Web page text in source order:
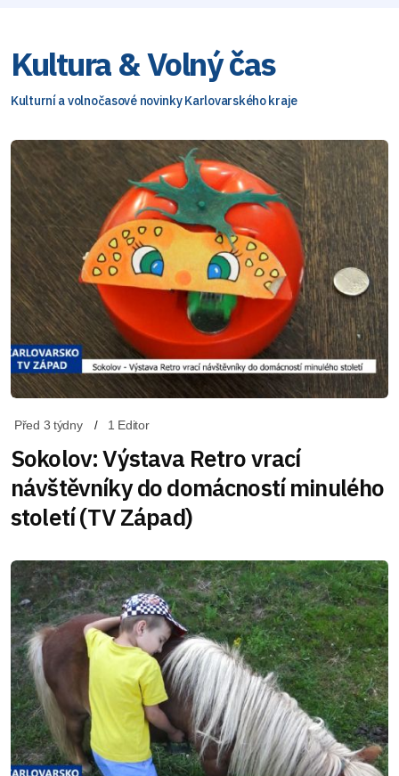
Kultura & Volný čas
Kulturní a volnočasové novinky Karlovarského kraje
Před 3 týdny 1 Editor
Sokolov: Výstava Retro vrací
návštěvníky do domácností minulého
století (TV Západ)